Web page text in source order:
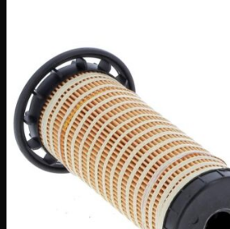
Промислові Фільтри
Cross Reference
Каталоги
Онлайн каталоги
Каталог Ferra Filter
Новини
Ferra Filter
Mas Filter
Техніка
Export
Контакти